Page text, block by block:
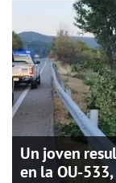
Un joven
en la OU-